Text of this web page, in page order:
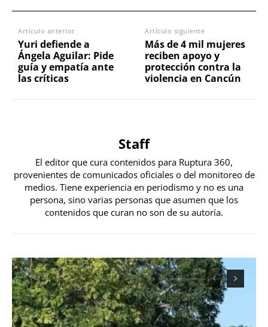
Artículo anterior
Yuri defiende a
Ángela Aguilar: Pide
guía y empatía ante
las críticas
Artículo siguiente
Más de 4 mil mujeres
reciben apoyo y
protección contra la
violencia en Cancún
Staff
El editor que cura contenidos para Ruptura 360,
provenientes de comunicados oficiales o del monitoreo de
medios. Tiene experiencia en periodismo y no es una
persona, sino varias personas que asumen que los
contenidos que curan no son de su autoría.